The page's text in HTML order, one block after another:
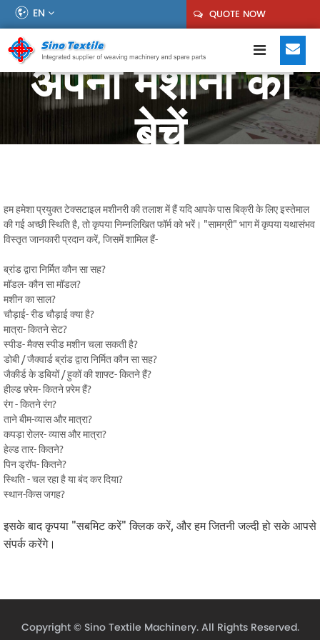
EN QUOTE NOW
अपनी मशीनों को
बेचें
हम हमेशा प्रयुक्त टेक्सटाइल मशीनरी की तलाश में हैं यदि आपके पास बिक्री के लिए इस्तेमाल
की गई अच्छी स्थिति है, तो कृपया निम्नलिखित फॉर्म को भरें। "सामग्री" भाग में कृपया यथासंभव
विस्तृत जानकारी प्रदान करें, जिसमें शामिल हैं-
ब्रांड द्वारा निर्मित कौन सा सह?
मॉडल- कौन सा मॉडल?
मशीन का साल?
चौड़ाई- रीड चौड़ाई क्या है?
मात्रा- कितने सेट?
स्पीड- मैक्स स्पीड मशीन चला सकती है?
डोबी / जैक्वार्ड ब्रांड द्वारा निर्मित कौन सा सह?
जैकीर्ड के डबियों / हुकों की शाफ्ट- कितने हैं?
हील्ड फ़्रेम- कितने फ़्रेम हैं?
रंग - कितने रंग?
ताने बीम-व्यास और मात्रा?
कपड़ा रोलर- व्यास और मात्रा?
हेल्ड तार- कितने?
पिन ड्रॉप- कितने?
स्थिति - चल रहा है या बंद कर दिया?
स्थान-किस जगह?
इसके बाद कृपया "सबमिट करें" क्लिक करें, और हम जितनी जल्दी हो सके आपसे
संपर्क करेंगे।
Copyright © Sino Textile Machinery.All Rights Reserved.